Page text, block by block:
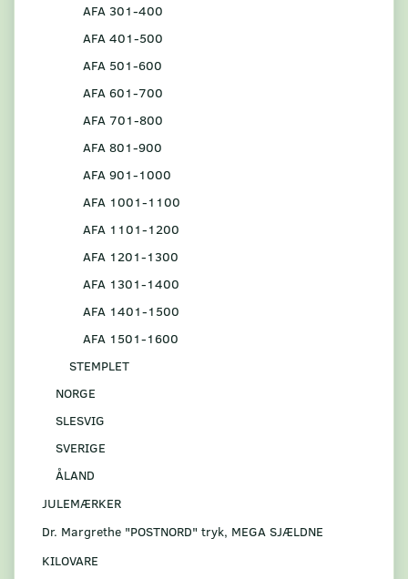
AFA 301-400
AFA 401-500
AFA 501-600
AFA 601-700
AFA 701-800
AFA 801-900
AFA 901-1000
AFA 1001-1100
AFA 1101-1200
AFA 1201-1300
AFA 1301-1400
AFA 1401-1500
AFA 1501-1600
STEMPLET
NORGE
SLESVIG
SVERIGE
ÅLAND
JULEMÆRKER
Dr. Margrethe "POSTNORD" tryk, MEGA SJÆLDNE
KILOVARE